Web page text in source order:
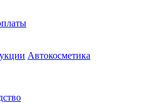
Автокосметика